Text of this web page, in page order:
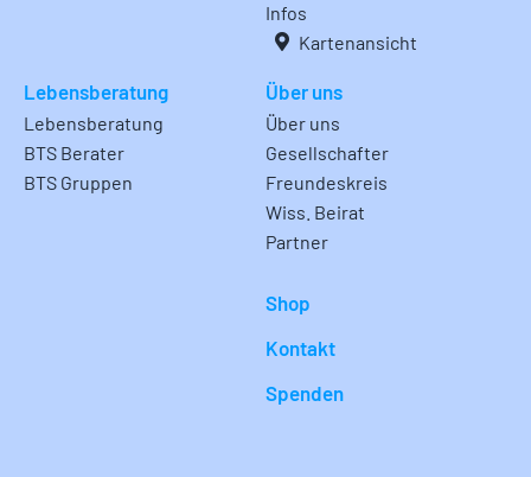
Infos
Kartenansicht
Lebensberatung
Lebensberatung
BTS Berater
BTS Gruppen
Über uns
Über uns
Gesellschafter
Freundeskreis
Wiss. Beirat
Partner
Shop
Kontakt
Spenden